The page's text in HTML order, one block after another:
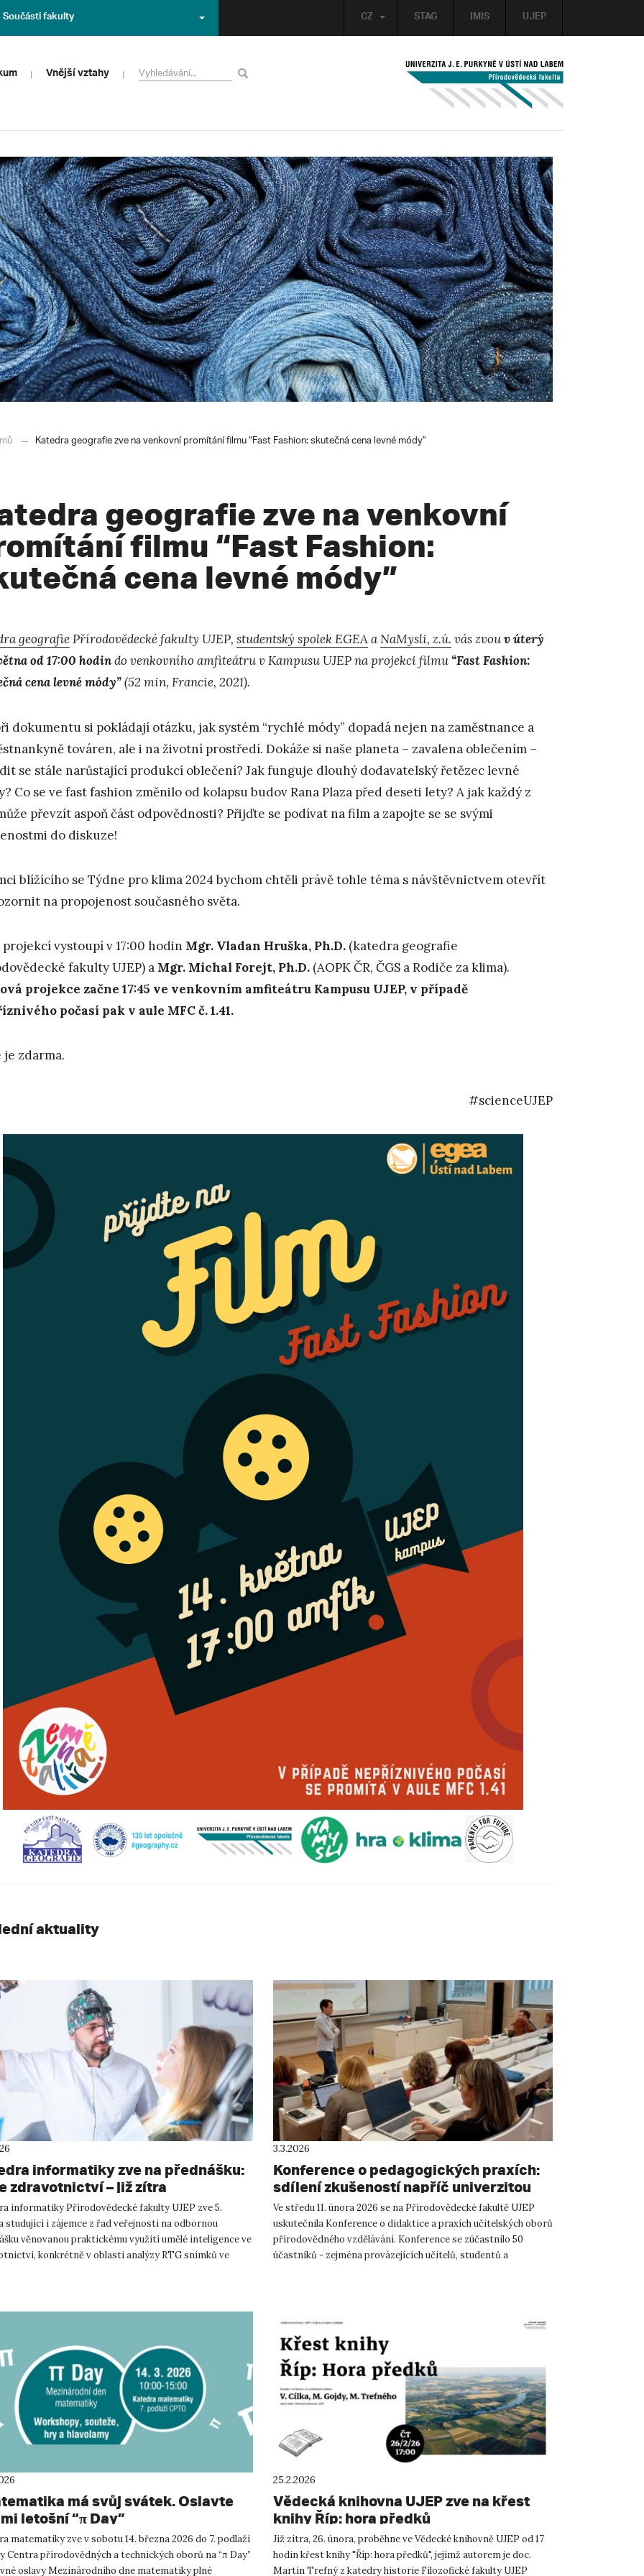
STAG IMIS UJEP
CZ
Součásti fakulty
Vnější vztahy
Katedra geografie zve na venkovní promítání filmu “Fast Fashion: skutečná cena levné módy”
geografie zve na venkovní
filmu “Fast Fashion:
cena levné módy”
geografiePřírodovědecké fakulty UJEP, studentský spolek EGEAaNaMysli, z.ú. vás zvouv úterý
od 17:00 hodindo venkovního amfiteátru v Kampusu UJEP na projekci filmu “Fast Fashion:
cena levné módy”(52 min, Francie, 2021).
dokumentu si pokládají otázku, jak systém “rychlé módy” dopadá nejen na zaměstnance a
továren, ale i na životní prostředí. Dokáže si naše planeta – zavalena oblečením –
se stále narůstající produkcí oblečení? Jak funguje dlouhý dodavatelský řetězec levné
Co se ve fast fashion změnilo od kolapsu budov Rana Plaza před deseti lety? A jak každý z
převzít aspoň část odpovědnosti? Přijďte se podívat na film a zapojte se se svými
do diskuze!
blížícího se Týdne pro klima 2024 bychom chtěli právě tohle téma s návštěvnictvem otevřít
na propojenost současného světa.
projekcí vystoupí v 17:00 hodin Mgr. Vladan Hruška, Ph.D. (katedra geografie
fakulty UJEP) a Mgr. Michal Forejt, Ph.D. (AOPK ČR, ČGS a Rodiče za klima).
projekce začne 17:45 ve venkovním amfiteátru Kampusu UJEP, v případě
počasí pak v aule MFC č. 1.41.
je zdarma.
#scienceUJEP
aktuality
informatiky zve na přednášku:
zdravotnictví – již zítra
informatiky Přírodovědecké fakulty UJEP zve 5.
studující i zájemce z řad veřejnosti na odbornou
věnovanou praktickému využití umělé inteligence ve
konkrétně v oblasti analýzy RTG snímků ve
3.3.2026
Konference o pedagogických praxích:
sdílení zkušeností napříč univerzitou
Ve středu 11. února 2026 se na Přírodovědecké fakultě UJEP
uskutečnila Konference o didaktice a praxích učitelských oborů
přírodovědného vzdělávání. Konference se zúčastnilo 50
účastníků - zejména provázejících učitelů, studentů a
má svůj svátek. Oslavte
letošní “π Day”
matematiky zve v sobotu 14. března 2026 do 7. podlaží
Centra přírodovědných a technických oborů na “π Day”
oslavy Mezinárodního dne matematiky plné
25.2.2026
Vědecká knihovna UJEP zve na křest
knihy Říp: hora předků
Již zítra, 26. února, proběhne ve Vědecké knihovně UJEP od 17
hodin křest knihy "Říp: hora předků", jejímž autorem je doc.
Martin Trefný z katedry historie Filozofické fakulty UJEP